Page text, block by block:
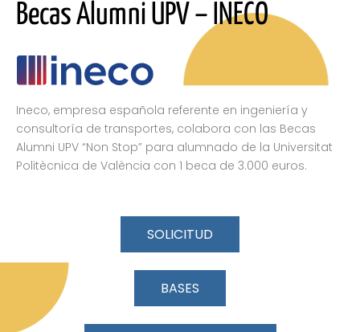
Becas Alumni UPV – INECO
Ineco, empresa española referente en ingeniería y
consultoría de transportes, colabora con las Becas
Alumni UPV “Non Stop” para alumnado de la Universitat
Politècnica de València con 1 beca de 3.000 euros.
SOLICITUD
BASES